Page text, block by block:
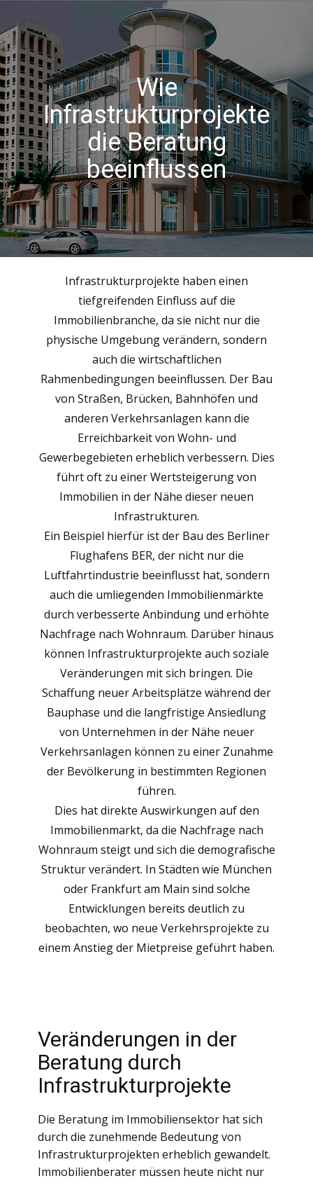
Wie
Infrastrukturprojekte
die Beratung
beeinflussen
Infrastrukturprojekte haben einen
tiefgreifenden Einfluss auf die
Immobilienbranche, da sie nicht nur die
physische Umgebung verändern, sondern
auch die wirtschaftlichen
Rahmenbedingungen beeinflussen. Der Bau
von Straßen, Brücken, Bahnhöfen und
anderen Verkehrsanlagen kann die
Erreichbarkeit von Wohn- und
Gewerbegebieten erheblich verbessern. Dies
führt oft zu einer Wertsteigerung von
Immobilien in der Nähe dieser neuen
Infrastrukturen.
Ein Beispiel hierfür ist der Bau des Berliner
Flughafens BER, der nicht nur die
Luftfahrtindustrie beeinflusst hat, sondern
auch die umliegenden Immobilienmärkte
durch verbesserte Anbindung und erhöhte
Nachfrage nach Wohnraum. Darüber hinaus
können Infrastrukturprojekte auch soziale
Veränderungen mit sich bringen. Die
Schaffung neuer Arbeitsplätze während der
Bauphase und die langfristige Ansiedlung
von Unternehmen in der Nähe neuer
Verkehrsanlagen können zu einer Zunahme
der Bevölkerung in bestimmten Regionen
führen.
Dies hat direkte Auswirkungen auf den
Immobilienmarkt, da die Nachfrage nach
Wohnraum steigt und sich die demografische
Struktur verändert. In Städten wie München
oder Frankfurt am Main sind solche
Entwicklungen bereits deutlich zu
beobachten, wo neue Verkehrsprojekte zu
einem Anstieg der Mietpreise geführt haben.
Veränderungen in der
Beratung durch
Infrastrukturprojekte
Die Beratung im Immobiliensektor hat sich
durch die zunehmende Bedeutung von
Infrastrukturprojekten erheblich gewandelt.
Immobilienberater müssen heute nicht nur